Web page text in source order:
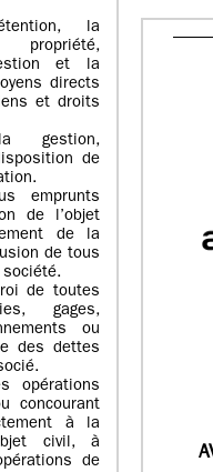
la
et la
directs
et droits
gestion,
de
emprunts
de l’objet
de la
de tous
de toutes
gages,
ou
des dettes
opérations
concourant
à la
civil, à
de